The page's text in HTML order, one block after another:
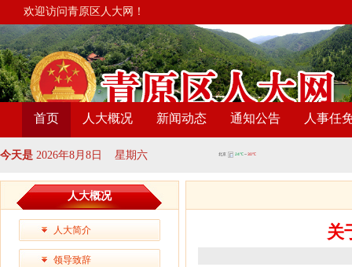
欢迎访问青原区人大网！
首页 人大概况 新闻动态 通知公告 人事任
今天是 2026年8月8日 星期六
人大概况
人大简介
领导致辞
关